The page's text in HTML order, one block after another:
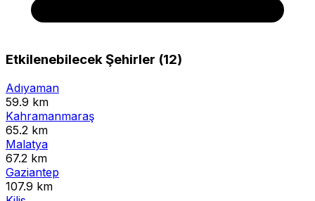
Etkilenebilecek Şehirler (12)
Adıyaman
59.9 km
Kahramanmaraş
65.2 km
Malatya
67.2 km
Gaziantep
107.9 km